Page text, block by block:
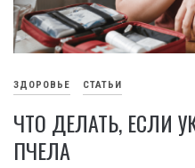
ЗДОРОВЬЕ СТАТЬИ
ЧТО ДЕЛАТЬ, ЕСЛИ
ПЧЕЛА